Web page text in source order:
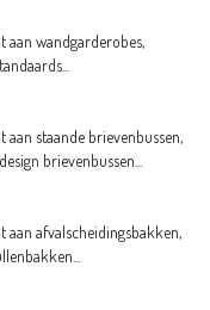
aan wandgarderobes,
aan staande brievenbussen,
brievenbussen...
aan afvalscheidingsbakken,